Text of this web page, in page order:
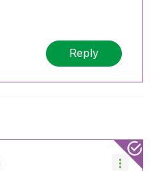
Reply